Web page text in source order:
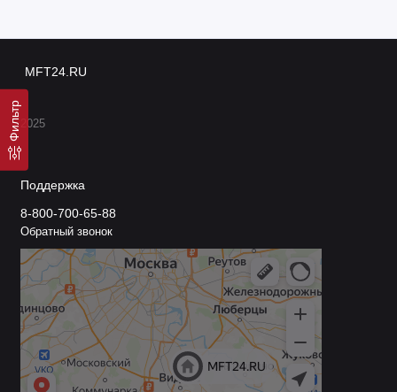
Фильтр
MFT24.RU
2025
Поддержка
8-800-700-65-88
Обратный звонок